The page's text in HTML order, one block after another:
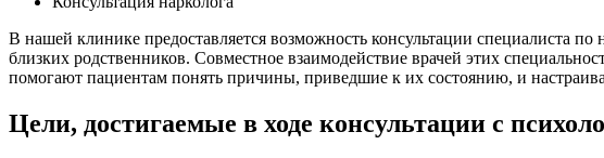
В нашей клинике предоставляется возможность консультации специалиста
близких родственников. Совместное взаимодействие врачей этих
помогают пациентам понять причины, приведшие к их состоянию, и
Цели, достигаемые в ходе консультации с